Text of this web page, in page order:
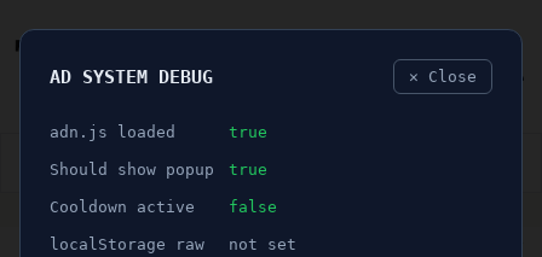
👮🏻‍♂️ BLÅLJUS ÅSIKTER SPORT
ANNONS
AD SYSTEM DEBUG ✕ Close
adn.js loaded true
Should show popup true
Cooldown active false
localStorage raw not set